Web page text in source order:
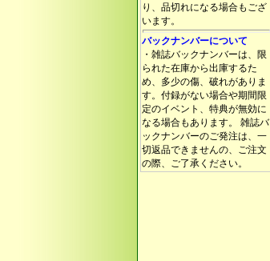
り、品切れになる場合もござ
います。
バックナンバーについて
・雑誌バックナンバーは、限
られた在庫から出庫するた
め、多少の傷、破れがありま
す。付録がない場合や期間限
定のイベント、特典が無効に
なる場合もあります。 雑誌バ
ックナンバーのご発注は、一
切返品できませんの、ご注文
の際、ご了承ください。